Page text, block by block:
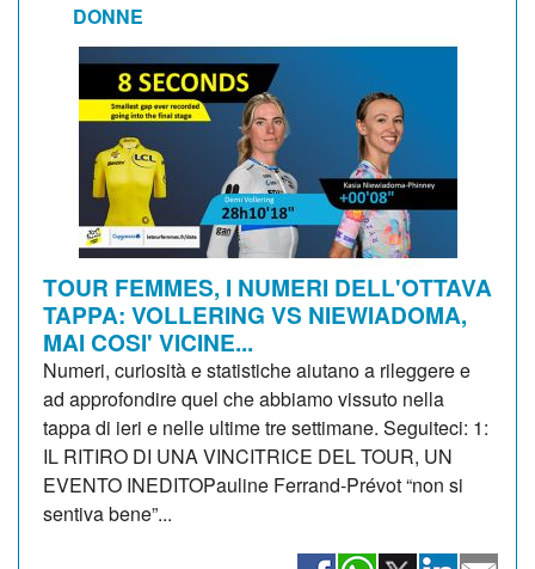
DONNE
TOUR FEMMES, I NUMERI DELL'OTTAVA
TAPPA: VOLLERING VS NIEWIADOMA,
MAI COSI' VICINE...
Numeri, curiosità e statistiche aiutano a rileggere e
ad approfondire quel che abbiamo vissuto nella
tappa di ieri e nelle ultime tre settimane. Seguiteci: 1:
IL RITIRO DI UNA VINCITRICE DEL TOUR, UN
EVENTO INEDITOPauline Ferrand-Prévot “non si
sentiva bene”...